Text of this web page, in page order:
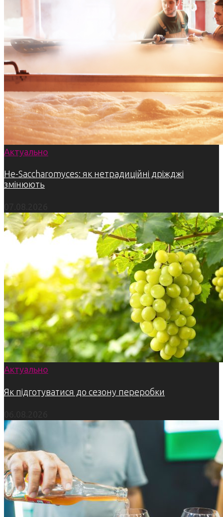
Актуально
Не-Saccharomyces: як нетрадиційні дріжджі
змінюють
Актуально
Як підготуватися до сезону переробки